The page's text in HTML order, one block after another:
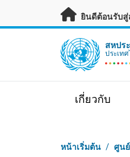
ข้ามไปเนื้อหาหลัก
ยินดีต้อนรับ
UN Logo สหปร
ประเท
เกี่ยวกับ
Breadcrumb
หน้าเริ่มต้น / ศูน